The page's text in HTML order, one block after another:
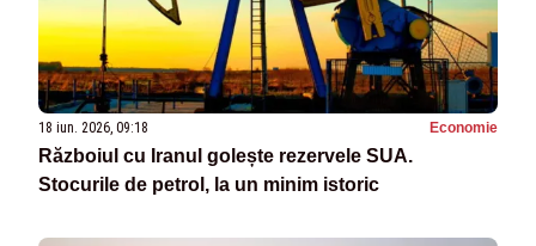
18 iun. 2026, 09:18 Economie
Războiul cu Iranul golește rezervele SUA.
Stocurile de petrol, la un minim istoric